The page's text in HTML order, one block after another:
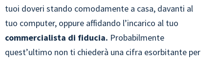
tuoi doveri stando comodamente a casa, davanti al
tuo computer, oppure affidando l’incarico al tuo
commercialista di fiducia. Probabilmente
quest’ultimo non ti chiederà una cifra esorbitante per